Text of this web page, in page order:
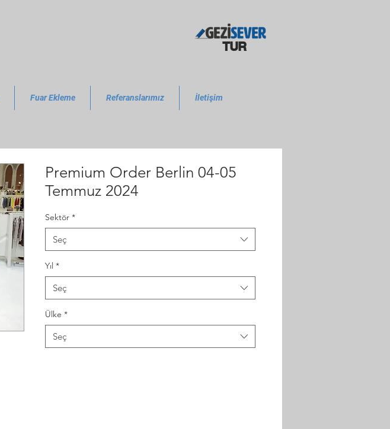
TUR
Fuar Ekleme Referanslarımız İletişim
Premium Order Berlin 04-05
Temmuz 2024
Sektör *
Seç
Yıl *
Seç
Ülke *
Seç